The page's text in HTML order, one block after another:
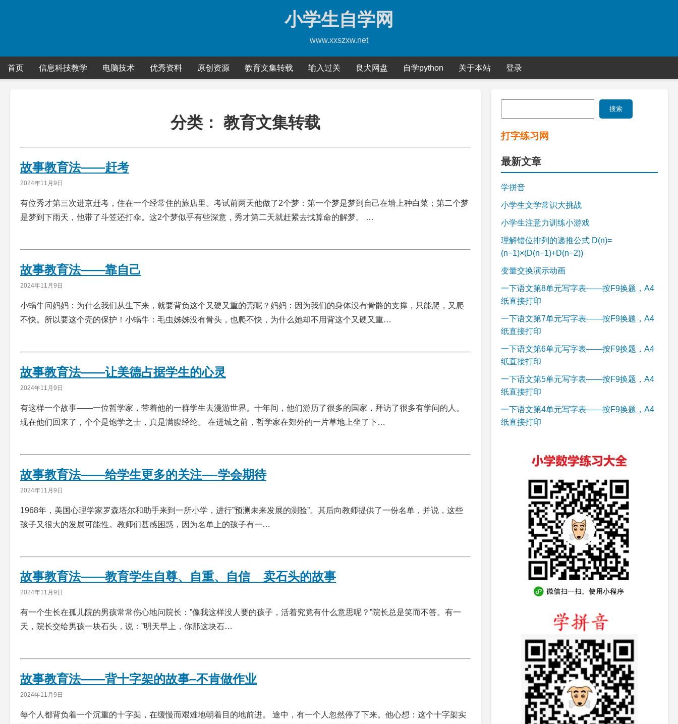
小学生自学网
www.xxszxw.net
首页 信息科技教学 电脑技术 优秀资料 原创资源 教育文集转载 输入过关 良犬网盘 自学python 关于本站 登录
分类： 教育文集转载
故事教育法——赶考
2024年11月9日
有位秀才第三次进京赶考，住在一个经常住的旅店里。考试前两天他做了2个梦：第一个梦是梦到自己在墙上种白菜；第二个梦
是梦到下雨天，他带了斗笠还打伞。这2个梦似乎有些深意，秀才第二天就赶紧去找算命的解梦。 …
故事教育法——靠自己
2024年11月9日
小蜗牛问妈妈：为什么我们从生下来，就要背负这个又硬又重的壳呢？妈妈：因为我们的身体没有骨骼的支撑，只能爬，又爬
不快。所以要这个壳的保护！小蜗牛：毛虫姊姊没有骨头，也爬不快，为什么她却不用背这个又硬又重…
故事教育法——让美德占据学生的心灵
2024年11月9日
有这样一个故事——一位哲学家，带着他的一群学生去漫游世界。十年间，他们游历了很多的国家，拜访了很多有学问的人。
现在他们回来了，个个是饱学之士，真是满腹经纶。 在进城之前，哲学家在郊外的一片草地上坐了下…
故事教育法——给学生更多的关注—-学会期待
2024年11月9日
1968年，美国心理学家罗森塔尔和助手来到一所小学，进行”预测未来发展的测验”。其后向教师提供了一份名单，并说，这些
孩子又很大的发展可能性。教师们甚感困惑，因为名单上的孩子有一…
故事教育法——教育学生自尊、自重、自信__卖石头的故事
2024年11月9日
有一个生长在孤儿院的男孩常常伤心地问院长：”像我这样没人要的孩子，活着究竟有什么意思呢？”院长总是笑而不答。有一
天，院长交给男孩一块石头，说：”明天早上，你那这块石…
故事教育法——背十字架的故事–不肯做作业
2024年11月9日
每个人都背负着一个沉重的十字架，在缓慢而艰难地朝着目的地前进。 途中，有一个人忽然停了下来。他心想：这个十字架实
索
搜索
打字练习网
最新文章
学拼音
小学生文学常识大挑战
小学生注意力训练小游戏
理解错位排列的递推公式 D(n)=
(n−1)×(D(n−1)+D(n−2))
变量交换演示动画
一下语文第8单元写字表——按F9换题，A4
纸直接打印
一下语文第7单元写字表——按F9换题，A4
纸直接打印
一下语文第6单元写字表——按F9换题，A4
纸直接打印
一下语文第5单元写字表——按F9换题，A4
纸直接打印
一下语文第4单元写字表——按F9换题，A4
纸直接打印